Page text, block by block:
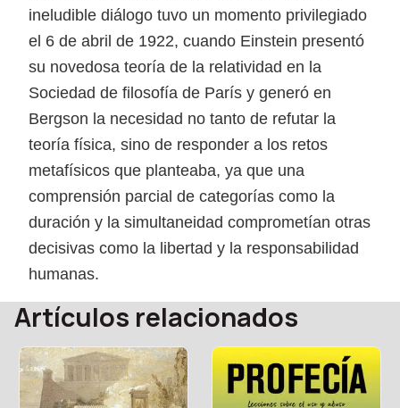
ineludible diálogo tuvo un momento privilegiado
el 6 de abril de 1922, cuando Einstein presentó
su novedosa teoría de la relatividad en la
Sociedad de filosofía de París y generó en
Bergson la necesidad no tanto de refutar la
teoría física, sino de responder a los retos
metafísicos que planteaba, ya que una
comprensión parcial de categorías como la
duración y la simultaneidad comprometían otras
decisivas como la libertad y la responsabilidad
humanas.
Artículos relacionados